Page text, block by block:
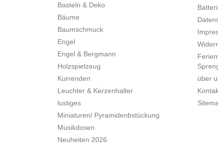
Basteln & Deko
Bäume
Baumschmuck
Engel
Engel & Bergmann
Holzspielzeug
Kurrenden
Leuchter & Kerzenhalter
lustiges
Miniaturen/ Pyramidenbstückung
Musikdosen
Neuheiten 2026
über